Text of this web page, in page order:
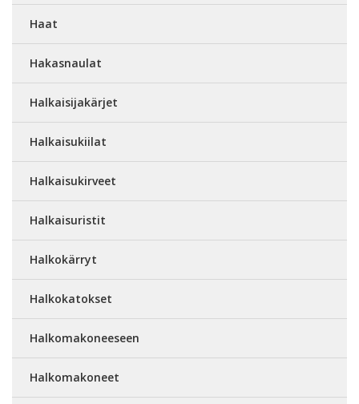
Haat
Hakasnaulat
Halkaisijakärjet
Halkaisukiilat
Halkaisukirveet
Halkaisuristit
Halkokärryt
Halkokatokset
Halkomakoneeseen
Halkomakoneet